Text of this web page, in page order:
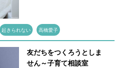
起きられない 高橋愛子
友だちをつくろうとしま
せん～子育て相談室